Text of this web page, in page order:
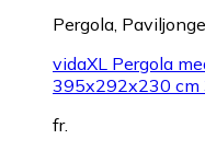
Pergola,
vidaXL Pergola
395x292x230 cm
fr.